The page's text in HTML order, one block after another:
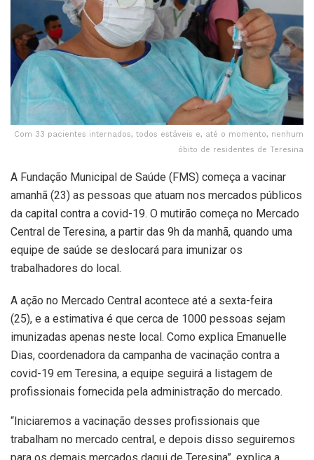
Com 33 pacientes internados, todos estáveis e, até o momento, nenhum
óbito de residentes de Teresina
A Fundação Municipal de Saúde (FMS) começa a vacinar
amanhã (23) as pessoas que atuam nos mercados públicos
da capital contra a covid-19. O mutirão começa no Mercado
Central de Teresina, a partir das 9h da manhã, quando uma
equipe de saúde se deslocará para imunizar os
trabalhadores do local.
A ação no Mercado Central acontece até a sexta-feira
(25), e a estimativa é que cerca de 1000 pessoas sejam
imunizadas apenas neste local. Como explica Emanuelle
Dias, coordenadora da campanha de vacinação contra a
covid-19 em Teresina, a equipe seguirá a listagem de
profissionais fornecida pela administração do mercado.
“Iniciaremos a vacinação desses profissionais que
trabalham no mercado central, e depois disso seguiremos